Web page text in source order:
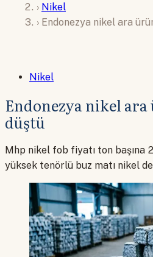
› Nikel
› Endonezya nikel ara
Nikel
Endonezya nikel
düştü
Mhp nikel fob fiyatı ton başına
yüksek tenörlü buz matı nikel